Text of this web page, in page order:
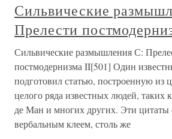
Сильвические
Прелести
Сильвические размышления С:
постмодернизма II[501] Один
подготовил статью, построенную из
целого ряда известных людей, таких
де Ман и многих других. Эти цитаты
вербальным клеем, столь же